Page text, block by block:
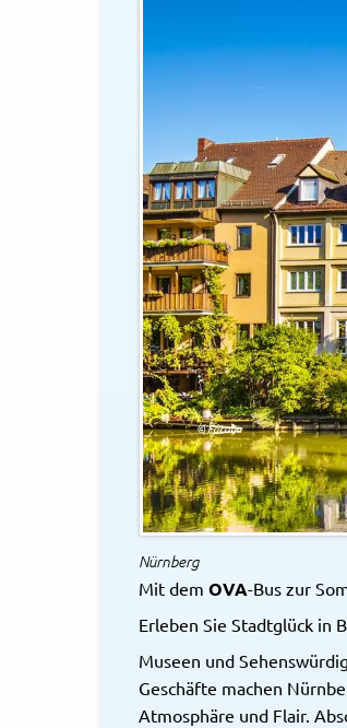
Nürnberg
© Fotolia
Mit dem OVA-Bus zur
Erleben Sie Stadtglück in
Museen und
Geschäfte machen
Atmosphäre und Flair.